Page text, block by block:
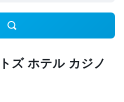
ズ ホテル カジノ